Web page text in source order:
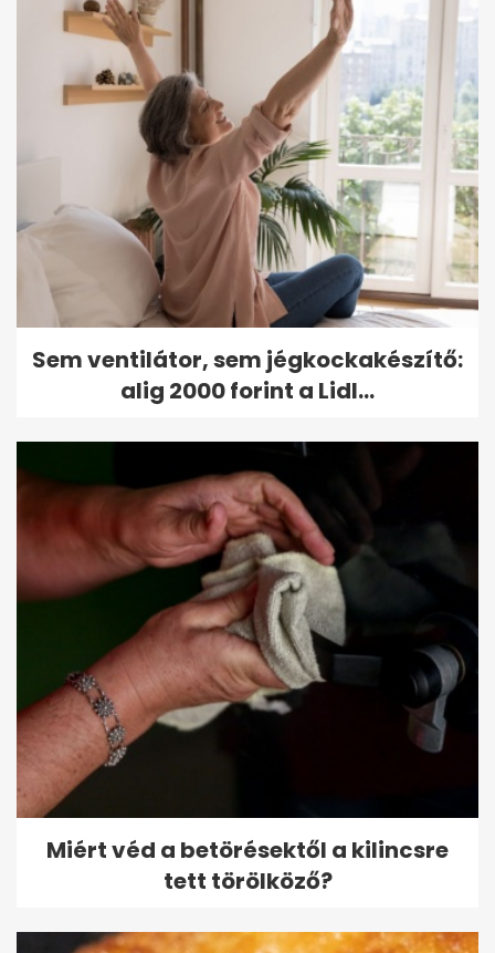
Sem ventilátor, sem jégkockakészítő:
alig 2000 forint a Lidl...
Miért véd a betörésektől a kilincsre
tett törölköző?